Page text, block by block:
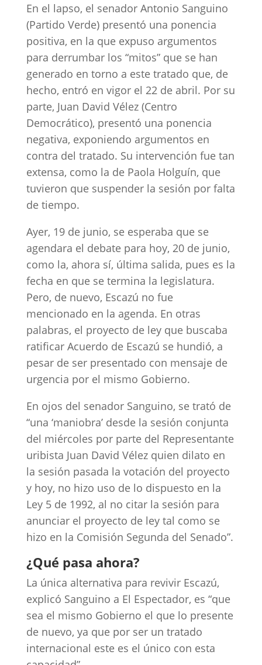
En el lapso, el senador Antonio Sanguino
(Partido Verde) presentó una ponencia
positiva, en la que expuso argumentos
para derrumbar los “mitos” que se han
generado en torno a este tratado que, de
hecho, entró en vigor el 22 de abril. Por su
parte, Juan David Vélez (Centro
Democrático), presentó una ponencia
negativa, exponiendo argumentos en
contra del tratado. Su intervención fue tan
extensa, como la de Paola Holguín, que
tuvieron que suspender la sesión por falta
de tiempo.
Ayer, 19 de junio, se esperaba que se
agendara el debate para hoy, 20 de junio,
como la, ahora sí, última salida, pues es la
fecha en que se termina la legislatura.
Pero, de nuevo, Escazú no fue
mencionado en la agenda. En otras
palabras, el proyecto de ley que buscaba
ratificar Acuerdo de Escazú se hundió, a
pesar de ser presentado con mensaje de
urgencia por el mismo Gobierno.
En ojos del senador Sanguino, se trató de
“una ‘maniobra’ desde la sesión conjunta
del miércoles por parte del Representante
uribista Juan David Vélez quien dilato en
la sesión pasada la votación del proyecto
y hoy, no hizo uso de lo dispuesto en la
Ley 5 de 1992, al no citar la sesión para
anunciar el proyecto de ley tal como se
hizo en la Comisión Segunda del Senado”.
¿Qué pasa ahora?
La única alternativa para revivir Escazú,
explicó Sanguino a El Espectador, es “que
sea el mismo Gobierno el que lo presente
de nuevo, ya que por ser un tratado
internacional este es el único con esta